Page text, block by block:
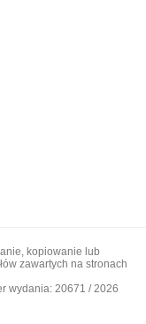
kopiowanie lub
zawartych na stronach
wydania: 20671 / 2026